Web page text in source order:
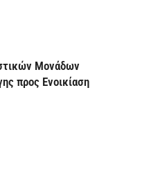
Μονάδων
προς Ενοικίαση